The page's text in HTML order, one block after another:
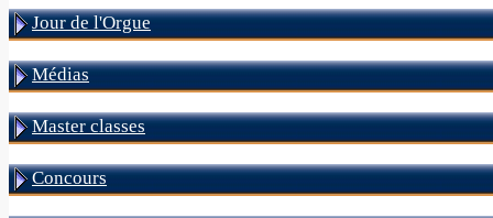
Jour de l'Orgue
Médias
Master classes
Concours